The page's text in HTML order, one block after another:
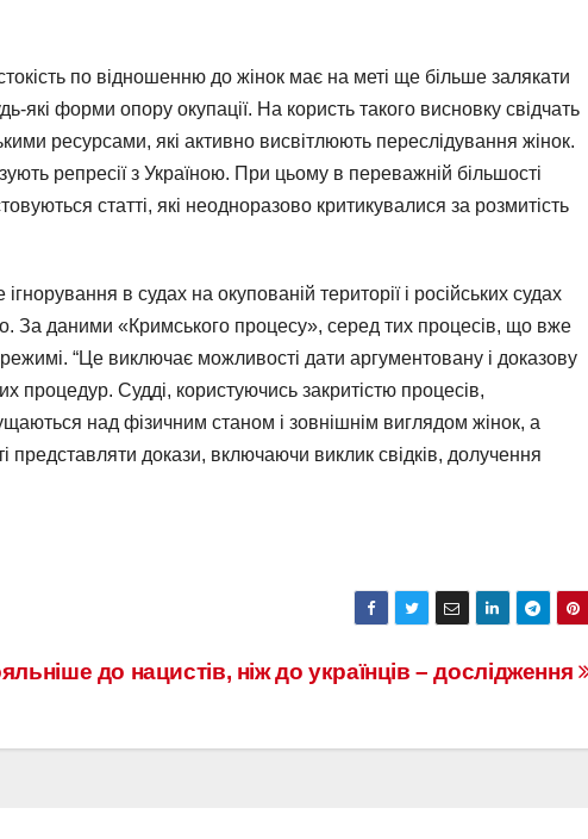
по відношенню до жінок має на меті ще більше залякати
які форми опору окупації. На користь такого висновку свідчать
ресурсами, які активно висвітлюють переслідування жінок.
репресії з Україною. При цьому в переважній більшості
статті, які неодноразово критикувалися за розмитість
в судах на окупованій території і російських судах
За даними «Кримського процесу», серед тих процесів, що вже
“Це виключає можливості дати аргументовану і доказову
процедур. Судді, користуючись закритістю процесів,
над фізичним станом і зовнішнім виглядом жінок, а
докази, включаючи виклик свідків, долучення
до нацистів, ніж до українців – дослідження